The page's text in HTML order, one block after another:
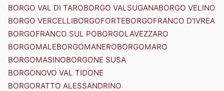
BORGO VAL DI TAROBORGO VALSUGANABORGO VELINO
BORGO VERCELLIBORGOFORTEBORGOFRANCO D'IVREA
BORGOFRANCO SUL POBORGOLAVEZZARO
BORGOMALEBORGOMANEROBORGOMARO
BORGOMASINOBORGONE SUSA
BORGONOVO VAL TIDONE
BORGORATTO ALESSANDRINO